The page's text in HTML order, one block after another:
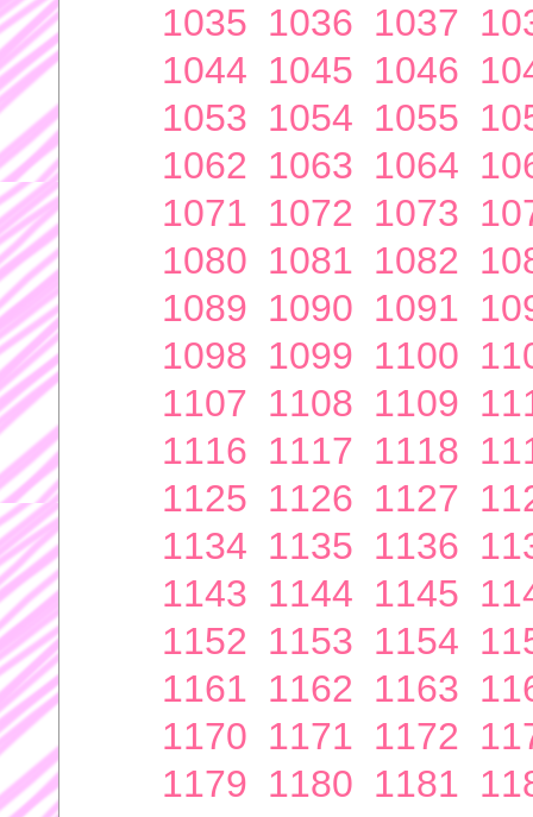
1035 1036 1037
1044 1045 1046
1053 1054 1055
1062 1063 1064
1071 1072 1073
1080 1081 1082
1089 1090 1091
1098 1099 1100
1107 1108 1109
1116 1117 1118
1125 1126 1127
1134 1135 1136
1143 1144 1145
1152 1153 1154
1161 1162 1163
1170 1171 1172
1179 1180 1181